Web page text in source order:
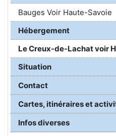
Bauges Voir Haute-Savoie
Hébergement
Le Creux-de-Lachat voir
Situation
Contact
Cartes, itinéraires et
Infos diverses